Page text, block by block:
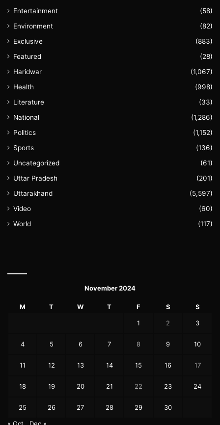
Entertainment
(58)
Environment
(82)
Exclusive
(883)
Featured
(28)
Haridwar
(1,067)
Health
(998)
Literature
(33)
National
(1,286)
Politics
(1,152)
Sports
(136)
Uncategorized
(61)
Uttar Pradesh
(201)
Uttarakhand
(5,597)
Video
(60)
World
(117)
November 2024
M T W T F S S
1 2 3
4 5 6 7 8 9 10
11 12 13 14 15 16 17
18 19 20 21 22 23 24
25 26 27 28 29 30
« Oct Dec »